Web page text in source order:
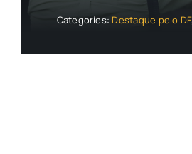
Categories: Destaque pelo DF,